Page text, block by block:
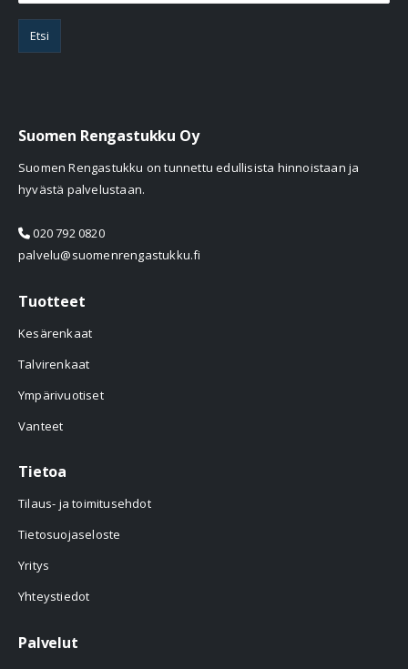
Etsi
Suomen Rengastukku Oy
Suomen Rengastukku on tunnettu edullisista hinnoistaan ja
hyvästä palvelustaan.
020 792 0820
palvelu@suomenrengastukku.fi
Tuotteet
Kesärenkaat
Talvirenkaat
Ympärivuotiset
Vanteet
Tietoa
Tilaus- ja toimitusehdot
Tietosuojaseloste
Yritys
Yhteystiedot
Palvelut